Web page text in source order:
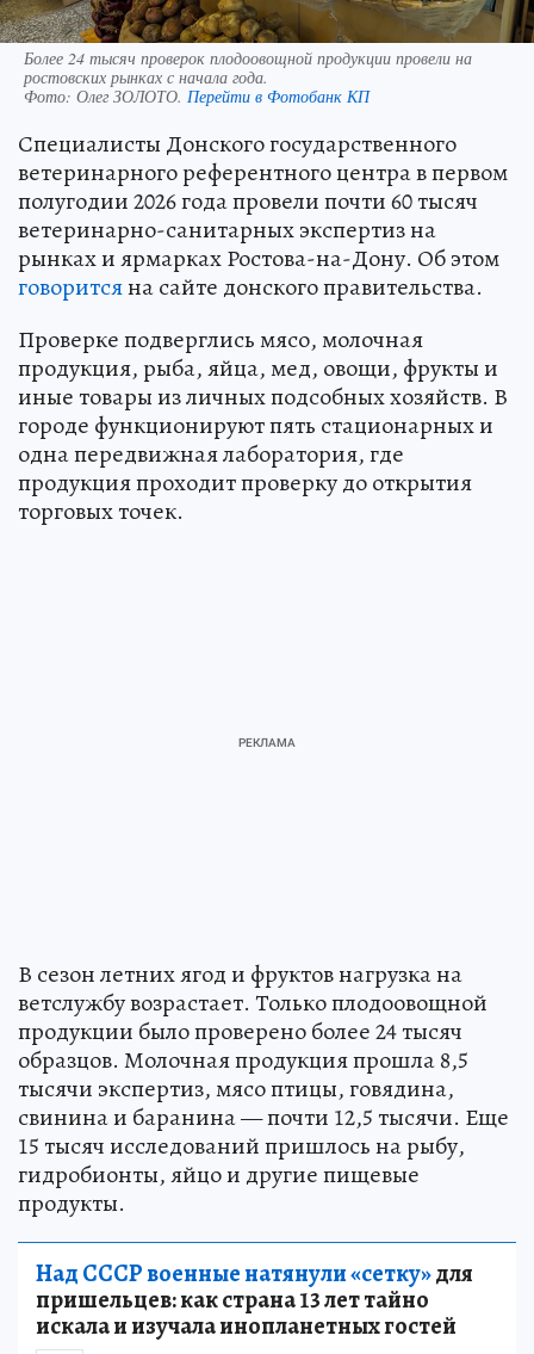
Более 24 тысяч проверок плодоовощной продукции провели на
ростовских рынках с начала года.
Фото: Олег ЗОЛОТО. Перейти в Фотобанк КП
Специалисты Донского государственного
ветеринарного референтного центра в первом
полугодии 2026 года провели почти 60 тысяч
ветеринарно-санитарных экспертиз на
рынках и ярмарках Ростова-на-Дону. Об этом
говоритсяна сайте донского правительства.
Проверке подверглись мясо, молочная
продукция, рыба, яйца, мед, овощи, фрукты и
иные товары из личных подсобных хозяйств. В
городе функционируют пять стационарных и
одна передвижная лаборатория, где
продукция проходит проверку до открытия
торговых точек.
В сезон летних ягод и фруктов нагрузка на
ветслужбу возрастает. Только плодоовощной
продукции было проверено более 24 тысяч
образцов. Молочная продукция прошла 8,5
тысячи экспертиз, мясо птицы, говядина,
свинина и баранина — почти 12,5 тысячи. Еще
15 тысяч исследований пришлось на рыбу,
гидробионты, яйцо и другие пищевые
продукты.
Над СССР военные натянули «сетку»для
пришельцев: как страна 13 лет тайно
искала и изучала инопланетных гостей